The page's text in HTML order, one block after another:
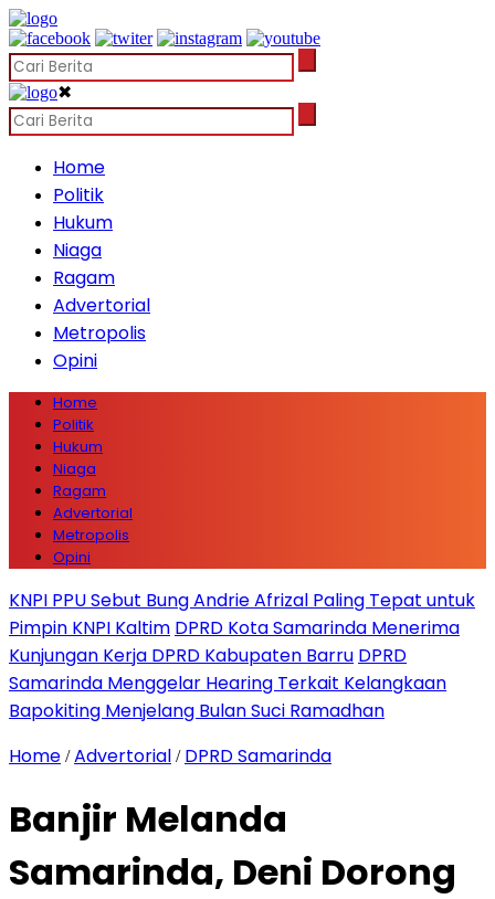
✖
Home
Politik
Hukum
Niaga
Ragam
Advertorial
Metropolis
Opini
Home
Politik
Hukum
Niaga
Ragam
Advertorial
Metropolis
Opini
KNPI PPU Sebut Bung Andrie Afrizal Paling Tepat untuk
Pimpin KNPI Kaltim DPRD Kota Samarinda Menerima
Kunjungan Kerja DPRD Kabupaten Barru DPRD
Samarinda Menggelar Hearing Terkait Kelangkaan
Bapokiting Menjelang Bulan Suci Ramadhan
Home /Advertorial / DPRD Samarinda
Banjir Melanda
Samarinda, Deni Dorong